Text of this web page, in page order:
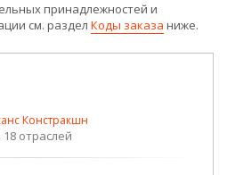
принадлежностей и
см. раздел Коды заказа ниже.
Констракшн
отраслей